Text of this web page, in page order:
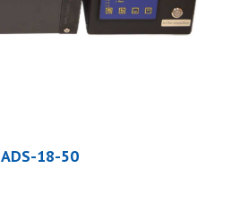
ADS-18-50